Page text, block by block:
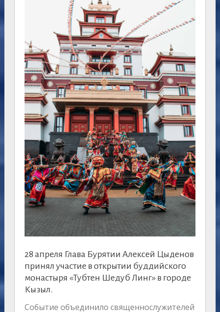
28 апреля Глава Бурятии Алексей Цыденов
принял участие в открытии буддийского
монастыря «Тубтен Шедуб Линг» в городе
Кызыл.
Событие объединило священнослужителей